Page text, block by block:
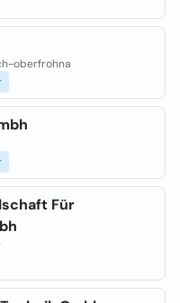
oberfrohna
Für